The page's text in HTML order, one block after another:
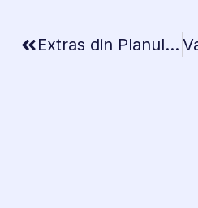
Extras din Planul Cadastral, pe Ortofotoplan: Ghidul complet pentru înțelegerea acestuia